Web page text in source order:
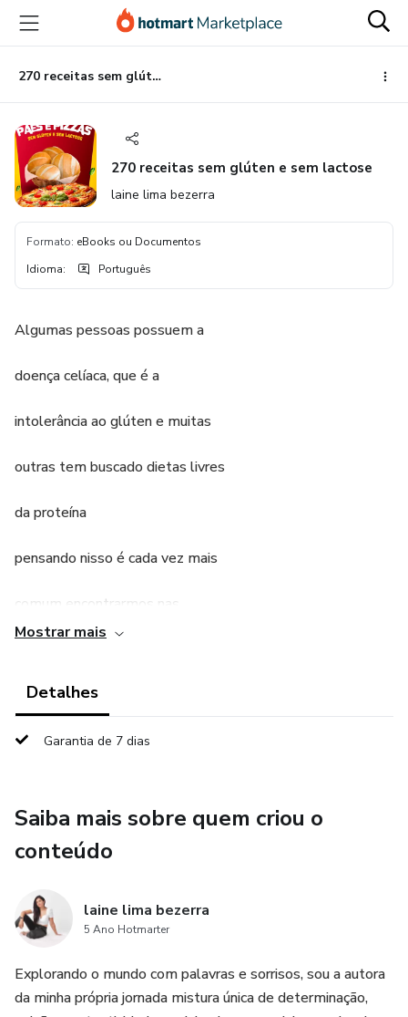
para
conteúdo
principal
para
pagamento
para
rodapé
270 receitas sem glúten e sem lactose
270 receitas sem glúten e sem lactose
laine lima bezerra
Formato: eBooks ou Documentos
Idioma: Português
Algumas pessoas possuem a
doença celíaca, que é a
intolerância ao glúten e muitas
outras tem buscado dietas livres
da proteína
pensando nisso é cada vez mais
comum encontrarmos nas
diversos produtos que atendam
a esse público.
que gera intolerância em
Pensando nisso, trazemos aqui
diversas receitas deliciosas,
Mostrar mais
Detalhes
Garantia de 7 dias
Saiba mais sobre quem criou o
conteúdo
laine lima bezerra
5 Ano Hotmarter
Explorando o mundo com palavras e sorrisos, sou a autora
da minha própria jornada mistura única de determinação,